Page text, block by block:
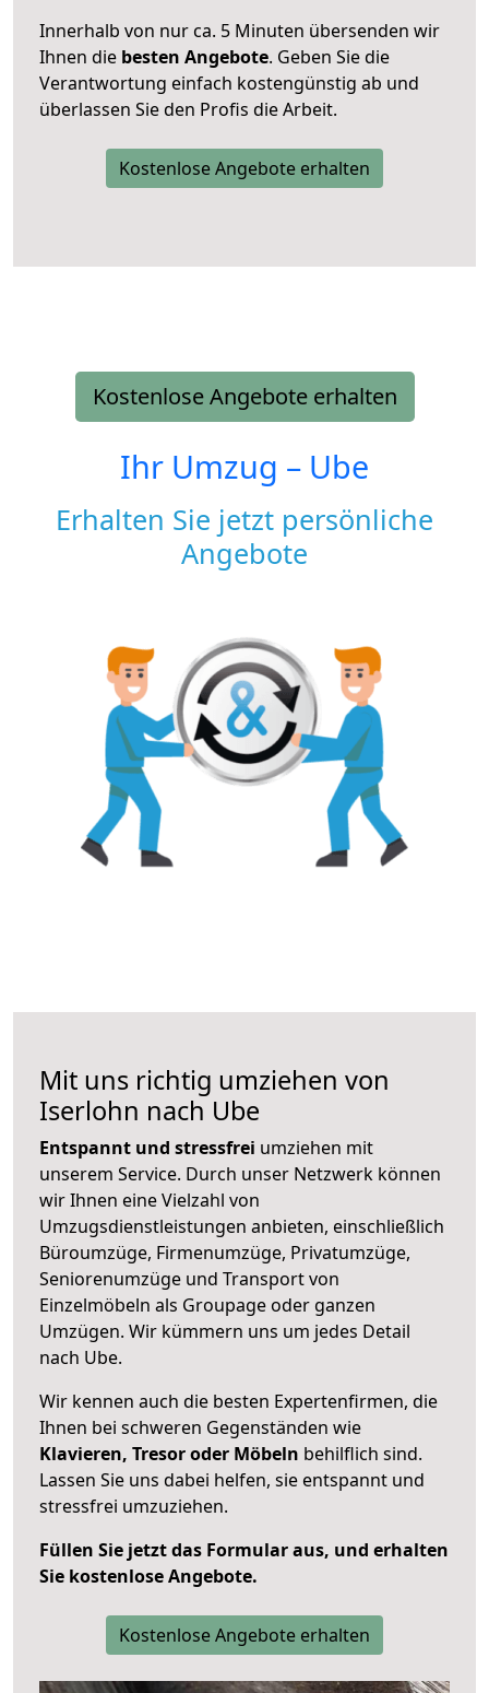
Innerhalb von nur ca. 5 Minuten übersenden wir
Ihnen die besten Angebote. Geben Sie die
Verantwortung einfach kostengünstig ab und
überlassen Sie den Profis die Arbeit.
Kostenlose Angebote erhalten
Kostenlose Angebote erhalten
Ihr Umzug – Ube
Erhalten Sie jetzt persönliche
Angebote
Mit uns richtig umziehen von
Iserlohn nach Ube
Entspannt und stressfrei umziehen mit
unserem Service. Durch unser Netzwerk können
wir Ihnen eine Vielzahl von
Umzugsdienstleistungen anbieten, einschließlich
Büroumzüge, Firmenumzüge, Privatumzüge,
Seniorenumzüge und Transport von
Einzelmöbeln als Groupage oder ganzen
Umzügen. Wir kümmern uns um jedes Detail
nach Ube.
Wir kennen auch die besten Expertenfirmen, die
Ihnen bei schweren Gegenständen wie
Klavieren, Tresor oder Möbeln behilflich sind.
Lassen Sie uns dabei helfen, sie entspannt und
stressfrei umzuziehen.
Füllen Sie jetzt das Formular aus, und erhalten
Sie kostenlose Angebote.
Kostenlose Angebote erhalten